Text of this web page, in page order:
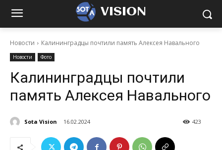
VISION
Новости Калининградцы почтили память Алексея Навального
Новости Фото
Калининградцы почтили
память Алексея Навального
Sota Vision 16.02.2024 423